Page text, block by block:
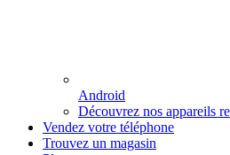
Android
Découvrez nos appareils
Vendez votre téléphone
Trouvez un magasin